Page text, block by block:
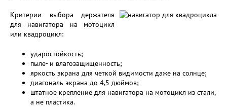
Критерии выбора держателя
для навигатора на мотоцикл
или квадроцикл:
ударостойкость;
пыле- и влагозащищенность;
яркость экрана для четкой видимости даже на солнце;
диагональ экрана до 4,5 дюймов;
штатное крепление для навигатора на мотоцикл из стали,
а не пластика.